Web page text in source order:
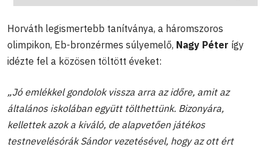
Horváth legismertebb tanítványa, a háromszoros
olimpikon, Eb-bronzérmes súlyemelő, Nagy Péter így
idézte fel a közösen töltött éveket:
„Jó emlékkel gondolok vissza arra az időre, amit az
általános iskolában együtt tölthettünk. Bizonyára,
kellettek azok a kiváló, de alapvetően játékos
testnevelésórák Sándor vezetésével, hogy az ott ért